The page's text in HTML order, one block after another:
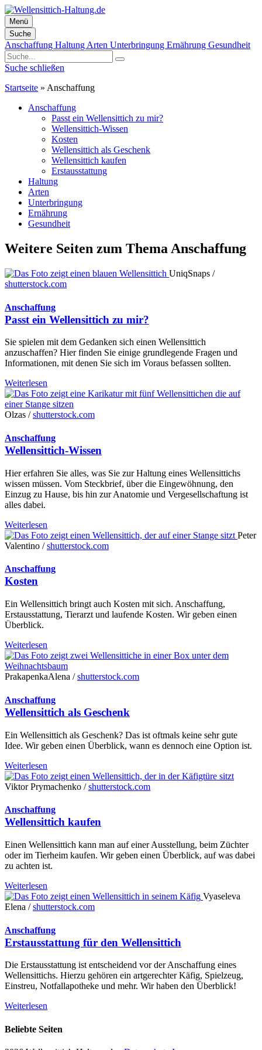
Menü
Suche
Zum
Inhalt
springen
Anschaffung Haltung Arten Unterbringung Ernährung Gesundheit
Suche schließen
Startseite » Anschaffung
Anschaffung
Passt ein Wellensittich zu mir?
Wellensittich-Wissen
Kosten
Wellensittich als Geschenk
Wellensittich kaufen
Erstausstattung
Haltung
Arten
Unterbringung
Ernährung
Gesundheit
Weitere Seiten zum Thema Anschaffung
UniqSnaps /
shutterstock.com
Anschaffung
Passt ein Wellensittich zu mir?
Sie spielen mit dem Gedanken sich einen Wellensittich
anzuschaffen? Hier finden Sie einige grundlegende Fragen und
Informationen, mit denen Sie sich im Voraus befassen sollten.
Weiterlesen
Olzas /shutterstock.com
Anschaffung
Wellensittich-Wissen
Hier erfahren Sie alles, was Sie zur Haltung eines Wellensittichs
wissen müssen. Vom Steckbrief, über die Eingewöhnung, den
Einzug zu Hause, bis hin zur Anatomie und Vergesellschaftung ist
alles dabei.
Weiterlesen
Peter
Valentino /shutterstock.com
Anschaffung
Kosten
Ein Wellensittich bringt auch Kosten mit sich. Anschaffung,
Erstausstattung, Tierarzt und laufende Kosten. Wir geben einen
Überblick.
Weiterlesen
PrakapenkaAlena /shutterstock.com
Anschaffung
Wellensittich als Geschenk
Ein Wellensittich als Geschenk? Das ist oftmals keine sehr gute
Idee. Wir geben einen Überblick, wann es dennoch eine Option ist.
Weiterlesen
Viktor Prymachenko /shutterstock.com
Anschaffung
Wellensittich kaufen
Einen Wellensittich kann man auf einer Ausstellung, beim Züchter
oder im Tierheim kaufen. Wir geben einen Überblick, auf was dabei
zu achten ist.
Weiterlesen
Vyaseleva
Elena /shutterstock.com
Anschaffung
Erstausstattung für den Wellensittich
Die Erstausstattung ist entscheidend vor der Anschaffung eines
Wellensittichs. Hierzu gehören ein artgerechter Käfig, Spielzeug,
Einstreu, Notfallapotheke und mehr. Wir haben den Überblick!
Weiterlesen
Beliebte Seiten